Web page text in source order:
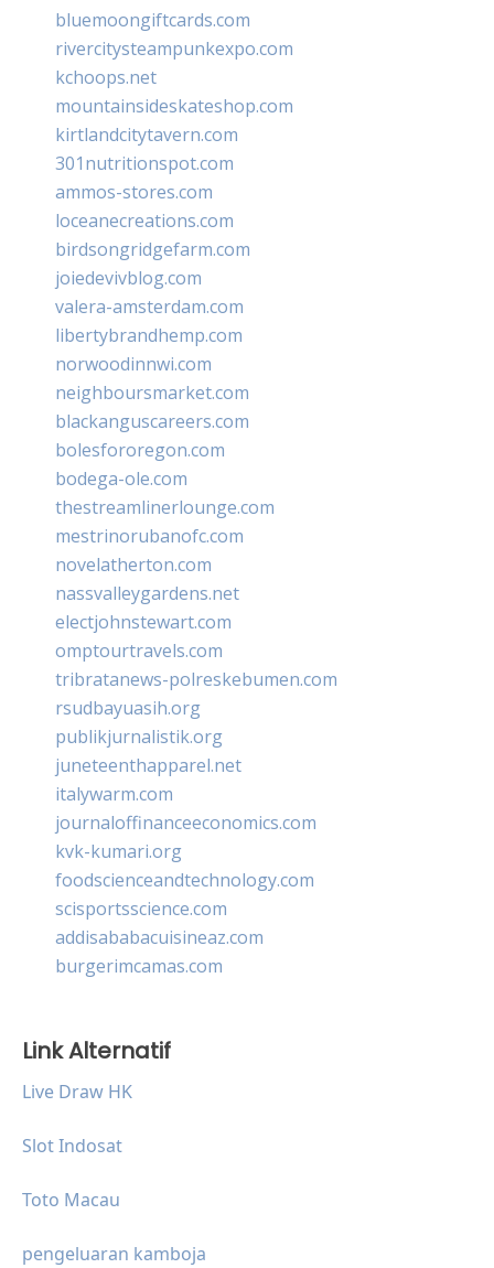
bluemoongiftcards.com
rivercitysteampunkexpo.com
kchoops.net
mountainsideskateshop.com
kirtlandcitytavern.com
301nutritionspot.com
ammos-stores.com
loceanecreations.com
birdsongridgefarm.com
joiedevivblog.com
valera-amsterdam.com
libertybrandhemp.com
norwoodinnwi.com
neighboursmarket.com
blackanguscareers.com
bolesfororegon.com
bodega-ole.com
thestreamlinerlounge.com
mestrinorubanofc.com
novelatherton.com
nassvalleygardens.net
electjohnstewart.com
omptourtravels.com
tribratanews-polreskebumen.com
rsudbayuasih.org
publikjurnalistik.org
juneteenthapparel.net
italywarm.com
journaloffinanceeconomics.com
kvk-kumari.org
foodscienceandtechnology.com
scisportsscience.com
addisababacuisineaz.com
burgerimcamas.com
Link Alternatif
Live Draw HK
Slot Indosat
Toto Macau
pengeluaran kamboja